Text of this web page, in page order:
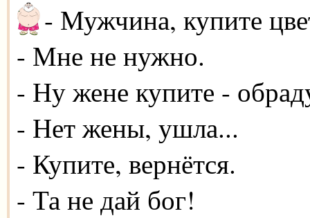
- Мужчина, купите
- Мне не нужно.
- Ну жене купите -
- Нет жены, ушла...
- Купите, вернётся.
- Та не дай бог!